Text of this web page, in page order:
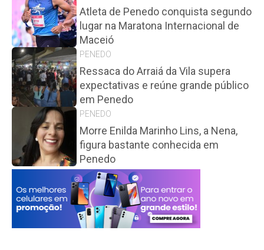
Atleta de Penedo conquista segundo
lugar na Maratona Internacional de
Maceió
PENEDO
Ressaca do Arraiá da Vila supera
expectativas e reúne grande público
em Penedo
PENEDO
Morre Enilda Marinho Lins, a Nena,
figura bastante conhecida em
Penedo